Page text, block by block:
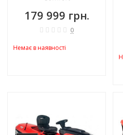
179 999 грн.
0
Немає в наявності